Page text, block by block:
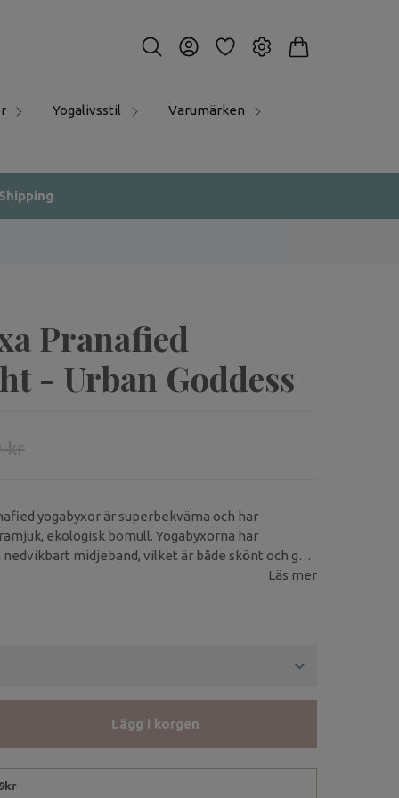
Yogalivsstil Varumärken
Pranafied
- Urban Goddess
kr
yogabyxor är superbekväma och har
ekologisk bomull. Yogabyxorna har
nedvikbart midjeband, vilket är både skönt och ger
Läs mer
Lägg i korgen